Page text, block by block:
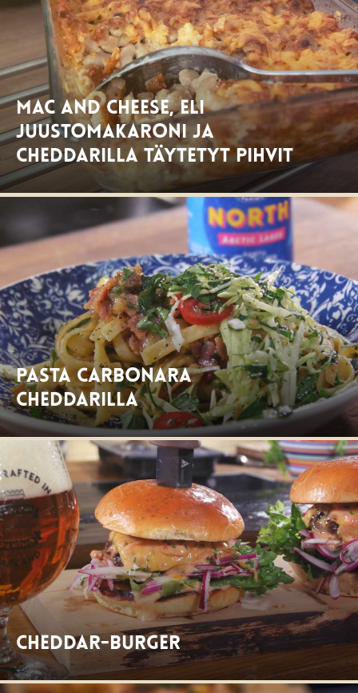
Mac and cheese, eli
juustomakaroni ja
Cheddarilla täytetyt pihvit
Pasta Carbonara
Cheddarilla
Cheddar-Burger